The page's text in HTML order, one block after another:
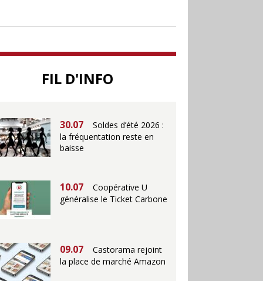
FIL D'INFO
soutenir le commerce
magasin à La Défense
30.07
Soldes d’été 2026 :
la fréquentation reste en
baisse
10.07
Coopérative U
généralise le Ticket Carbone
09.07
Castorama rejoint
la place de marché Amazon